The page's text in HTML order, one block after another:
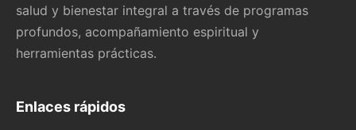
salud y bienestar integral a través de programas
profundos, acompañamiento espiritual y
herramientas prácticas.
Enlaces rápidos